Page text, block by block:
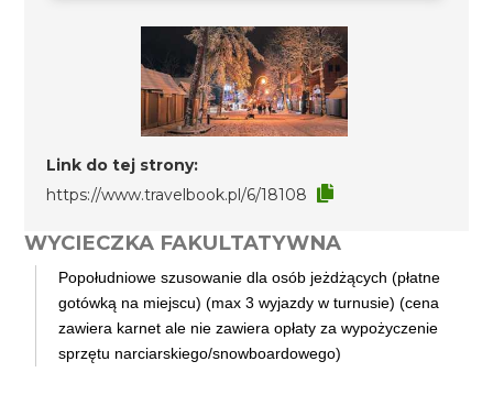
Link do tej strony:
https://www.travelbook.pl/6/18108
WYCIECZKA FAKULTATYWNA
Popołudniowe szusowanie dla osób jeżdżących (płatne
gotówką na miejscu) (max 3 wyjazdy w turnusie) (cena
zawiera karnet ale nie zawiera opłaty za wypożyczenie
sprzętu narciarskiego/snowboardowego)